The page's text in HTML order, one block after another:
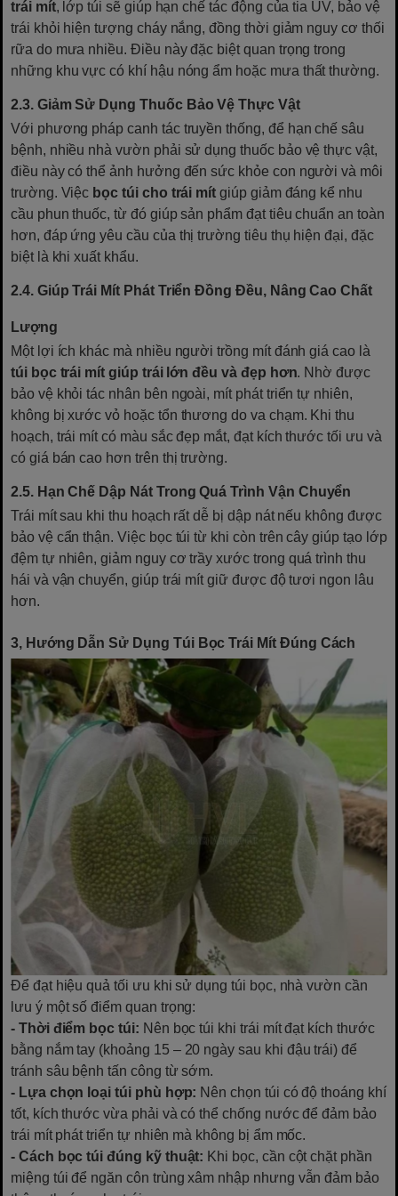
trái mít, lớp túi sẽ giúp hạn chế tác động của tia UV, bảo vệ
trái khỏi hiện tượng cháy nắng, đồng thời giảm nguy cơ thối
rữa do mưa nhiều. Điều này đặc biệt quan trọng trong
những khu vực có khí hậu nóng ẩm hoặc mưa thất thường.
2.3. Giảm Sử Dụng Thuốc Bảo Vệ Thực Vật
Với phương pháp canh tác truyền thống, để hạn chế sâu
bệnh, nhiều nhà vườn phải sử dụng thuốc bảo vệ thực vật,
điều này có thể ảnh hưởng đến sức khỏe con người và môi
trường. Việc bọc túi cho trái mít giúp giảm đáng kể nhu
cầu phun thuốc, từ đó giúp sản phẩm đạt tiêu chuẩn an toàn
hơn, đáp ứng yêu cầu của thị trường tiêu thụ hiện đại, đặc
biệt là khi xuất khẩu.
2.4. Giúp Trái Mít Phát Triển Đồng Đều, Nâng Cao Chất
Lượng
Một lợi ích khác mà nhiều người trồng mít đánh giá cao là
túi bọc trái mít giúp trái lớn đều và đẹp hơn. Nhờ được
bảo vệ khỏi tác nhân bên ngoài, mít phát triển tự nhiên,
không bị xước vỏ hoặc tổn thương do va chạm. Khi thu
hoạch, trái mít có màu sắc đẹp mắt, đạt kích thước tối ưu và
có giá bán cao hơn trên thị trường.
2.5. Hạn Chế Dập Nát Trong Quá Trình Vận Chuyển
Trái mít sau khi thu hoạch rất dễ bị dập nát nếu không được
bảo vệ cẩn thận. Việc bọc túi từ khi còn trên cây giúp tạo lớp
đệm tự nhiên, giảm nguy cơ trầy xước trong quá trình thu
hái và vận chuyển, giúp trái mít giữ được độ tươi ngon lâu
hơn.
3, Hướng Dẫn Sử Dụng Túi Bọc Trái Mít Đúng Cách
Để đạt hiệu quả tối ưu khi sử dụng túi bọc, nhà vườn cần
lưu ý một số điểm quan trọng:
- Thời điểm bọc túi: Nên bọc túi khi trái mít đạt kích thước
bằng nắm tay (khoảng 15 – 20 ngày sau khi đậu trái) để
tránh sâu bệnh tấn công từ sớm.
- Lựa chọn loại túi phù hợp: Nên chọn túi có độ thoáng khí
tốt, kích thước vừa phải và có thể chống nước để đảm bảo
trái mít phát triển tự nhiên mà không bị ẩm mốc.
- Cách bọc túi đúng kỹ thuật: Khi bọc, cần cột chặt phần
miệng túi để ngăn côn trùng xâm nhập nhưng vẫn đảm bảo